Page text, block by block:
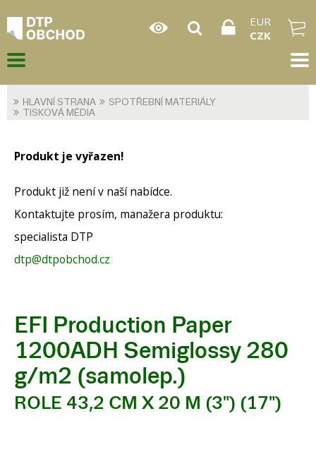
EUR
CZK
HLAVNÍ STRANA
SPOTŘEBNÍ MATERIÁLY
TISKOVÁ MÉDIA
Produkt je vyřazen!
Produkt již není v naší nabídce.
Kontaktujte prosím, manažera produktu:
specialista DTP
dtp@dtpobchod.cz
EFI Production Paper
1200ADH Semiglossy 280
g/m2 (samolep.)
ROLE 43,2 CM X 20 M (3") (17")